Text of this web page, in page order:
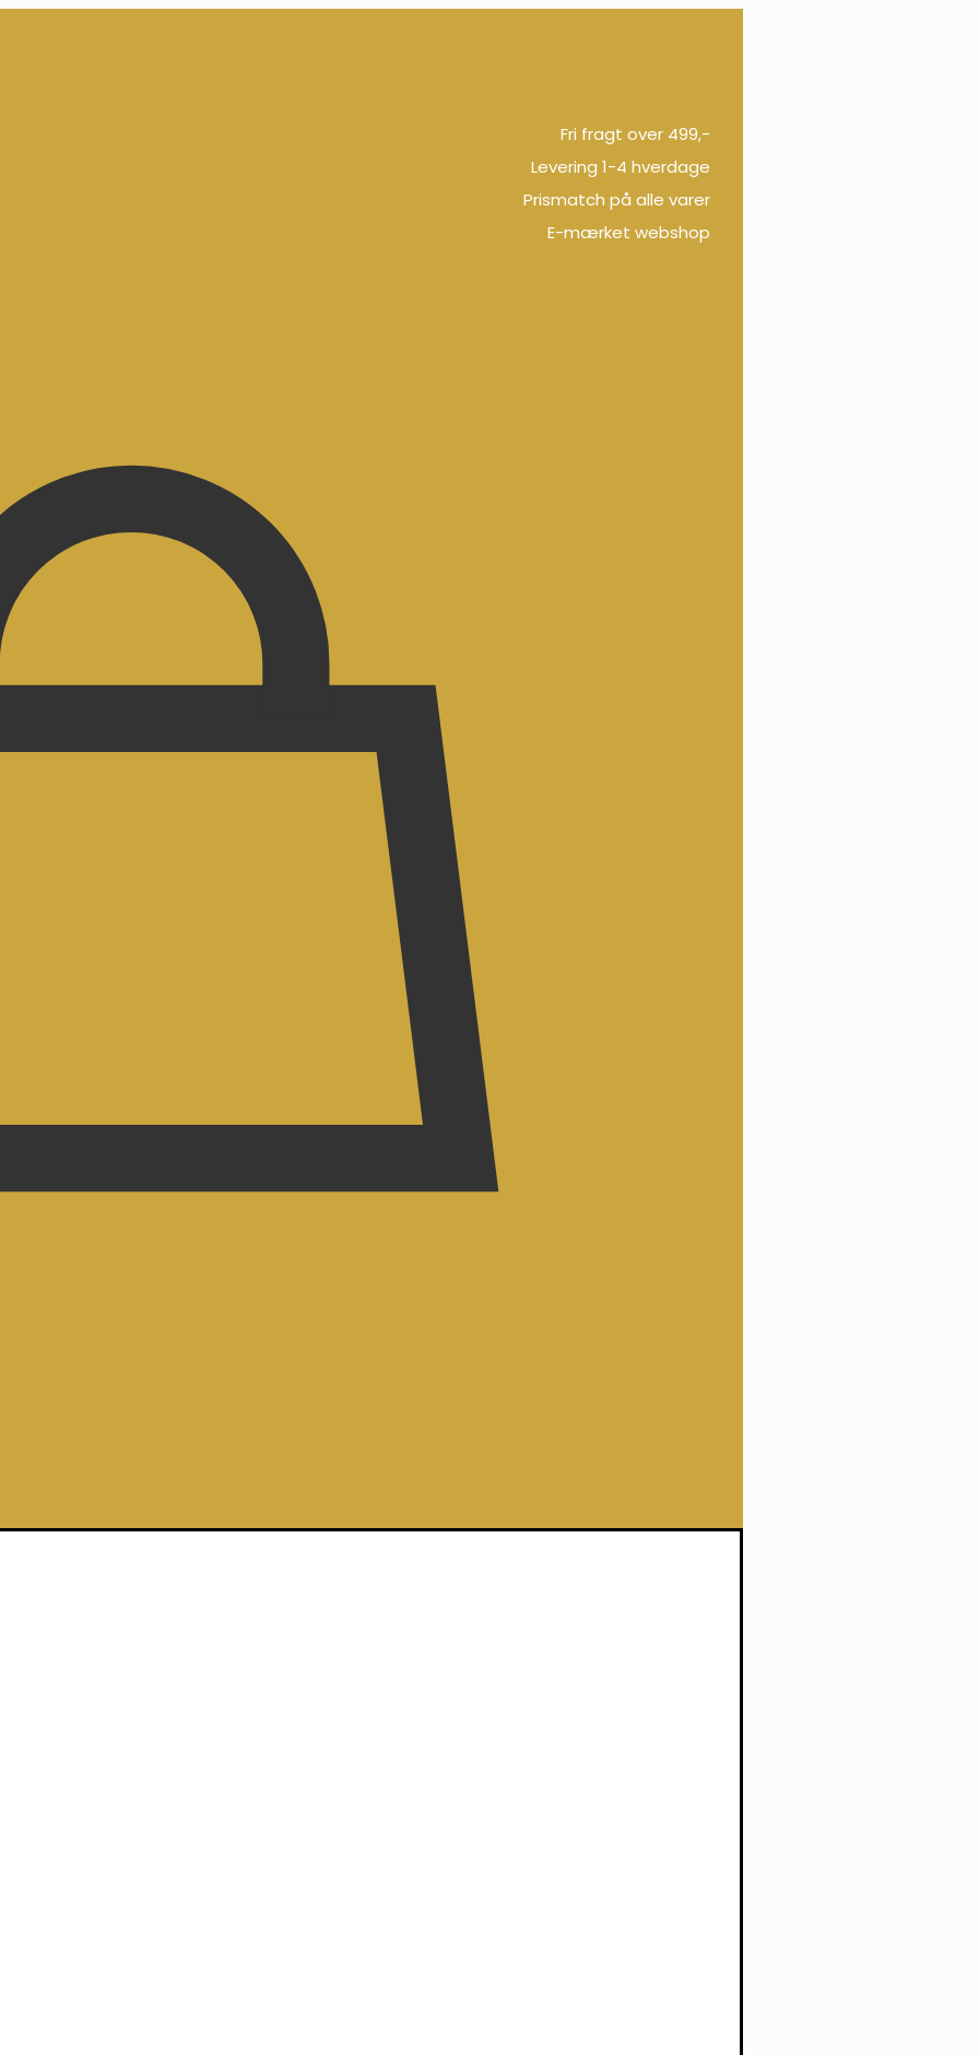
Fri fragt over 499,-
Levering 1-4 hverdage
Prismatch på alle varer
E-mærket webshop